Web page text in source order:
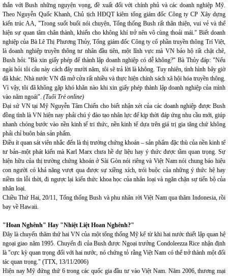
thắn với Bush những nguyện vọng, đề xuất đối với chính phủ và các doanh nghiệp Mỹ.
Theo Nguyễn Quốc Khanh, Chủ tịch HĐQT kiêm tổng giám đốc Công ty CP Xây dựng
kiến trúc AA, "Trong suốt buổi nói chuyện, Tổng thống Bush rất thân thiện, vui vẻ và thể
hiện sự quan tâm chân thành, khiến cho không khí trở nên vô cùng thoải mái." Biết doanh
nghiệp của Bà Lê Thị Phương Thủy, Tổng giám đốc Công ty cổ phần truyền thông Trí Việt,
là doanh nghiệp truyền thông tư nhân đầu tiên, một lĩnh vực mà VN bảo hộ rất chặt chẽ,
Bush hỏi: "Bà xin giấy phép để thành lập doanh nghiệp có dễ không?" Bà Thủy đáp: "Nếu
ngài hỏi tôi câu này cách đây mười năm, tôi sẽ trả lời là không. Tuy nhiên, tình hình bây giờ
đã khác. Nhà nước VN đã mở cửa rất nhiều và thực hiện chính sách xã hội hóa truyền thông.
Vì vậy, tôi đã không gặp khó khăn nào khi xin giấy phép thành lập doanh nghiệp của mình
vào năm ngoái". (Tuổi Trẻ online)
Đại sứ VN tại Mỹ Nguyễn Tâm Chiến cho biết nhận xét của các doanh nghiệp được Bush
đồng tình là VN hiện nay phải chú ý đào tạo nhân lực để kịp thời đáp ứng nhu cầu mới, giúp
nhanh chóng bước vào nền kinh tế tri thức, nền kinh tế dựa trên giá trị gia tăng chứ không
phải chỉ buôn bán sản phẩm.
Điều ít quan sát viên nhắc đến là thị trường chứng khoán – sản phẩm đặc thù của nền kinh tế
tư bản–một phát kiến mà Karl Marx chưa hề dự liệu hay ý thức được tầm quan trọng. Sự
hiện hữu của thị trường chứng khoán ở Sài Gòn nói riêng và Việt Nam nói chung báo hiệu
con người có khả năng vượt qua được sự xiềng xích, trói buộc của những ý thức hệ hay
niềm tin lỗi thời, đi ngược lại kiến thức khoa học của nhân loại và ngăn chặn sự tiến bộ của
nhân loại.
Chiều Thứ Hai, 20/11, Tổng thống Bush và phu nhân rời Việt Nam qua thăm Indonesia, rồi
bay về Hawaii.
"Hoan Nghênh" Hay "Nhiệt Liệt Hoan Nghênh?"
Đây là chuyến thăm thứ hai VN của một tổng thống Mỹ kể từ khi hai nước thiết lập quan hệ
ngoại giao năm 1995. Chuyến đi của Bush được Ngoại trưởng Condoleezza Rice nhận định
là "cực kỳ quan trọng đối với hai nước, nó chứng tỏ rằng Việt Nam có thể trở thành một đối
tác quan trọng." (TTX, 13/11/2006)
Hiện nay Mỹ đứng thứ 6 trong các quốc gia đầu tư vào Việt Nam. Năm 2006, thương mại